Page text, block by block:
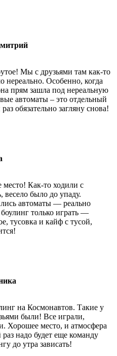
Мы с друзьями там как-то
нереально. Особенно, когда
прям зашла под нереальную
автоматы – это отдельный
обязательно загляну снова!
место! Как-то ходили с
весело было до упаду.
автоматы — реально
только играть —
тусовка и кайф с тусой,
на Космонавтов. Такие у
были! Все играли,
Хорошее место, и атмосфера
надо будет еще команду
до утра зависать!